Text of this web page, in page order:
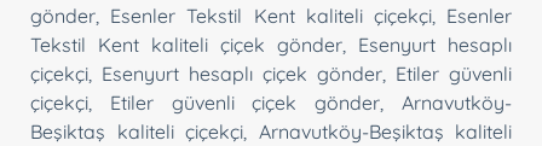
gönder
Esenler Tekstil Kent kaliteli çiçekçi, Esenler
Tekstil Kent kaliteli çiçek gönder
Esenyurt hesaplı
çiçekçi Esenyurt hesaplı çiçek gönder Etiler güvenli
çiçekçi
Etiler güvenli çiçek gönder ,Arnavutköy-
Beşiktaş kaliteli çiçekçi
Arnavutköy-Beşiktaş kaliteli